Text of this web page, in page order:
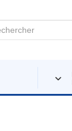
Andra